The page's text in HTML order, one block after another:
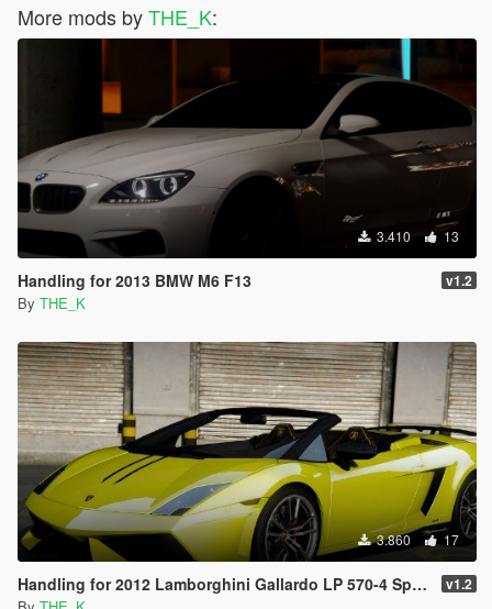
More mods byTHE_K:
3.410 13
Handling for 2013 BMW M6 F13 v1.2
By THE_K
3.860 17
Handling for 2012 Lamborghini Gallardo LP 570-4 Spyder Performante v1.2